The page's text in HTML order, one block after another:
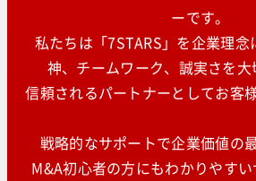
ーです。
私たちは「7STARS」を企業理
神、チームワーク、誠実さを大
信頼されるパートナーとしてお客
戦略的なサポートで企業価値の
M&A初心者の方にもわかりやすい